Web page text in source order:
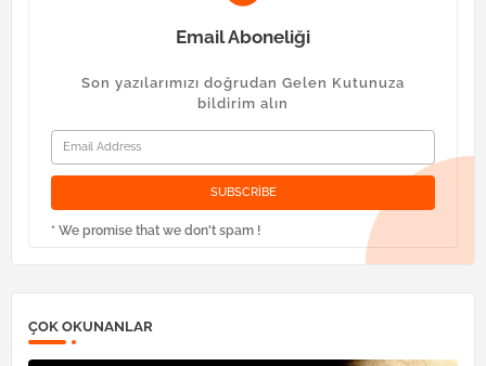
Email Aboneliği
Son yazılarımızı doğrudan Gelen Kutunuza
bildirim alın
* We promise that we don't spam !
ÇOK OKUNANLAR